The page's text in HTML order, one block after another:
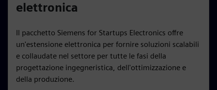
elettronica
Il pacchetto Siemens for Startups Electronics offre
un'estensione elettronica per fornire soluzioni scalabili
e collaudate nel settore per tutte le fasi della
progettazione ingegneristica, dell'ottimizzazione e
della produzione.